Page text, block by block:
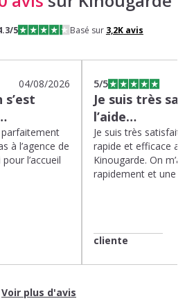
/5 Basé sur 3,2Kavis
04/08/2026
parfaitement
à l’agence de
l’accueil
5/5
Je suis très
l’aide…
Je suis très satisfaite
rapide et efficace
Kinougarde. On m’a
rapidement et une
cliente
Voir plus d'avis